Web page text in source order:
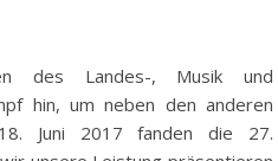
des Landes-, Musik und
hin, um neben den anderen
Juni 2017 fanden die 27.